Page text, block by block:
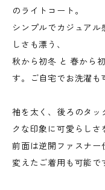
のライトコート。
シンプルでカジュア
しさも漂う、
秋から初冬 と 春から
す。ご自宅でお洗濯も
袖を太く、後ろのタッ
クな印象に可愛らしさ
前面は逆開ファスナー
変えたご着用も可能で